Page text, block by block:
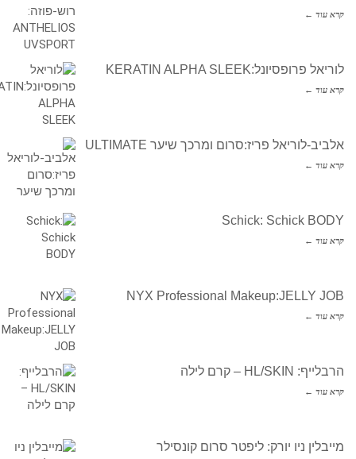
קרא עוד ←
לוריאל פרופסיונל:KERATIN ALPHA SLEEK
קרא עוד ←
אלביב-לוריאל פריז:סרום ומרכך שיער ULTIMATE
קרא עוד ←
Schick: Schick BODY
קרא עוד ←
NYX Professional Makeup:JELLY JOB
קרא עוד ←
הרבלייף: HL/SKIN – קרם לילה
קרא עוד ←
מייבלין ניו יורק: ליפטר סרום קונסילר